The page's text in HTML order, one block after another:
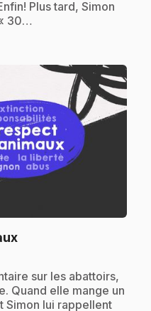
Plus tard, Simon
30…
.
sur les abattoirs,
Quand elle mange un
Simon lui rappellent